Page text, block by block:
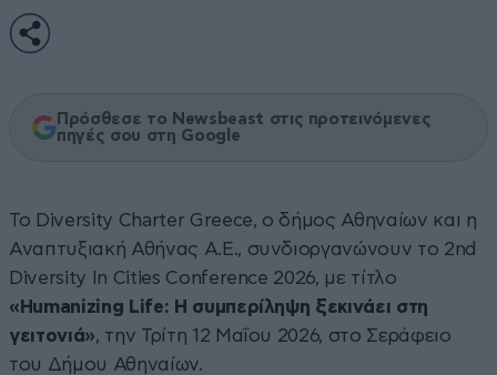
Πρόσθεσε το Newsbeast στις προτεινόμενες
πηγές σου στη Google
Το Diversity Charter Greece, ο δήμος Αθηναίων και η
Αναπτυξιακή Αθήνας Α.Ε., συνδιοργανώνουν το 2nd
Diversity In Cities Conference 2026, με τίτλο
«Humanizing Life: Η συμπερίληψη ξεκινάει στη
γειτονιά», την Τρίτη 12 Μαΐου 2026, στο Σεράφειο
του Δήμου Αθηναίων.